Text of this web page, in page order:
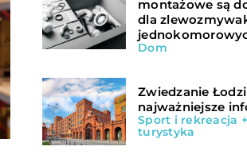
montażowe są
dla
Dom
Zwiedzanie Łodzi
najważniejsze
Sport i rekreacja +
turystyka